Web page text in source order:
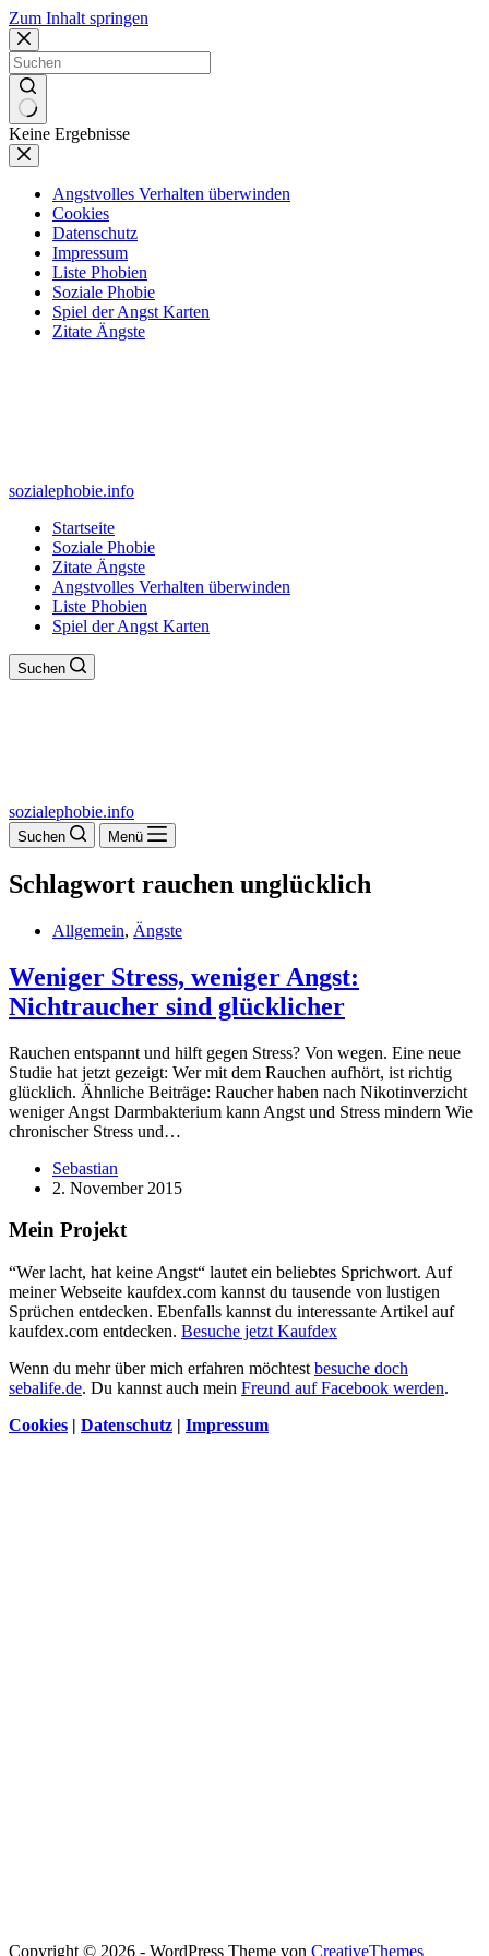
Zum Inhalt springen
Keine Ergebnisse
Angstvolles Verhalten überwinden
Cookies
Datenschutz
Impressum
Liste Phobien
Soziale Phobie
Spiel der Angst Karten
Zitate Ängste
sozialephobie.info
Startseite
Soziale Phobie
Zitate Ängste
Angstvolles Verhalten überwinden
Liste Phobien
Spiel der Angst Karten
Suchen
sozialephobie.info
Suchen Menü
Schlagwort rauchen unglücklich
Allgemein, Ängste
Weniger Stress, weniger Angst:
Nichtraucher sind glücklicher
Rauchen entspannt und hilft gegen Stress? Von wegen. Eine neue
Studie hat jetzt gezeigt: Wer mit dem Rauchen aufhört, ist richtig
glücklich. Ähnliche Beiträge: Raucher haben nach Nikotinverzicht
weniger Angst Darmbakterium kann Angst und Stress mindern Wie
chronischer Stress und…
Sebastian
2. November 2015
Mein Projekt
“Wer lacht, hat keine Angst“ lautet ein beliebtes Sprichwort. Auf
meiner Webseite kaufdex.com kannst du tausende von lustigen
Sprüchen entdecken. Ebenfalls kannst du interessante Artikel auf
kaufdex.com entdecken. Besuche jetzt Kaufdex
Wenn du mehr über mich erfahren möchtest besuche doch
sebalife.de. Du kannst auch mein Freund auf Facebook werden.
Cookies | Datenschutz | Impressum
Copyright © 2026 - WordPress Theme von CreativeThemes